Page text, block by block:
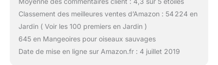
Classement des meilleures ventes d’Amazon : 54 224 en
Jardin ( Voir les 100 premiers en Jardin )
645 en Mangeoires pour oiseaux sauvages
Date de mise en ligne sur Amazon.fr : 4 juillet 2019